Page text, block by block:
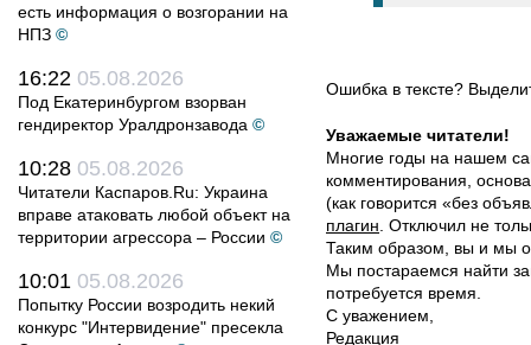
есть информация о возгорании на
НПЗ ©
16:22 05.08.2026
Под Екатеринбургом взорван
гендиректор Уралдронзавода ©
10:28 05.08.2026
Читатели Каспаров.Ru: Украина
вправе атаковать любой объект на
территории агрессора – России ©
10:01 05.08.2026
Попытку России возродить некий
конкурс "Интервидение" пресекла
Ошибка в тексте?
Уважаемые читатели!
Многие годы на нашем
комментирования,
(как говорится «без
плагин . Отключил не
Таким образом, вы и мы
Мы постараемся найти
потребуется время.
С уважением,
Редакция